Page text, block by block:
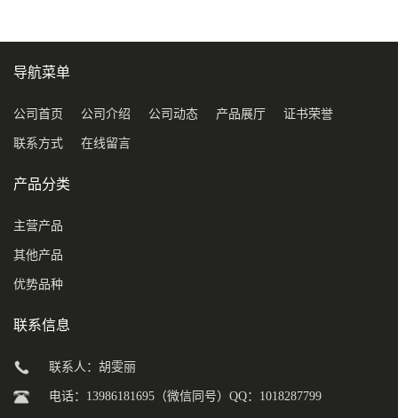
导航菜单
公司首页 公司介绍 公司动态 产品展厅 证书荣誉
联系方式 在线留言
产品分类
主营产品
其他产品
优势品种
联系信息
联系人：胡雯丽
电话：13986181695（微信同号）QQ：1018287799